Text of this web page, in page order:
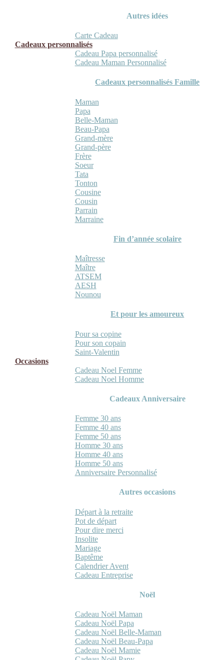
Autres idées
Carte Cadeau
Cadeaux personnalisés
Cadeau Papa personnalisé
Cadeau Maman Personnalisé
Cadeaux personnalisés Famille
Maman
Papa
Belle-Maman
Beau-Papa
Grand-mère
Grand-père
Frère
Soeur
Tata
Tonton
Cousine
Cousin
Parrain
Marraine
Fin d’année scolaire
Maîtresse
Maître
ATSEM
AESH
Nounou
Et pour les amoureux
Pour sa copine
Pour son copain
Saint-Valentin
Occasions
Cadeau Noel Femme
Cadeau Noel Homme
Cadeaux Anniversaire
Femme 30 ans
Femme 40 ans
Femme 50 ans
Homme 30 ans
Homme 40 ans
Homme 50 ans
Anniversaire Personnalisé
Autres occasions
Départ à la retraite
Pot de départ
Pour dire merci
Insolite
Mariage
Baptême
Calendrier Avent
Cadeau Entreprise
Noël
Cadeau Noël Maman
Cadeau Noël Papa
Cadeau Noël Belle-Maman
Cadeau Noël Beau-Papa
Cadeau Noël Mamie